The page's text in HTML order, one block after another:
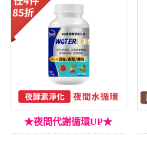
★夜間代謝循環UP★